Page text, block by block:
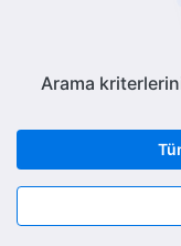
Arama